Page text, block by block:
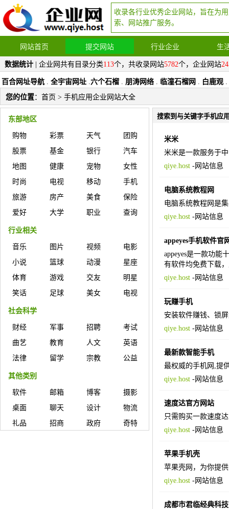
收录各行业优秀企业网站，旨在为
索、网站推广服务。
网站首页 提交网站 行业企业 生
数据统计 | 企业网共有目录分类113个，共收录网站5782个，企业网站
百合网址导航 . 全宇宙网址 .六个石榴 . 朋涛网络 . 临潼石榴网 . 白鹿观 .
您的位置： 首页 > 手机应用企业网站大全
东部地区
购物 彩票 天气
团购
股票
基金 银行
汽车
地图
健康 宠物
女性
时尚
电视 移动
手机
旅游
房产 美食
保险
爱好
大学 职业 查询
行业相关
音乐 图片 视频
电影
小说
篮球 动漫
星座
体育
游戏 交友
明星
笑话
足球 美女 电视
社会科学
财经 军事 招聘
考试
曲艺
教育 人文
英语
法律
留学 宗教 公益
其他类别
软件 邮箱 博客
摄影
桌面
聊天 设计
物流
礼品
招商 政府 奇特
搜索到与关键字手机应
米米
米米是一款服务于
qiye.host-网站信息
电脑系统教程网
电脑系统教程网是
qiye.host-网站信息
appeyes手机软件官
appeyes是一款功能
有软件均免费下载
qiye.host-网站信息
玩赚手机
安装软件赚钱、锁
qiye.host-网站信息
最新款智能手机
最权威的手机网,提
qiye.host-网站信息
速度达官方网站
只需购买一款速度
qiye.host-网站信息
苹果手机壳
苹果壳网，为你提
qiye.host-网站信息
成都市君临经典科